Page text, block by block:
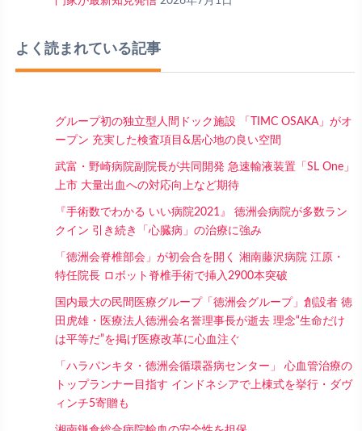
よく読まれている記事
グループ初の独立型人間ドック施設 「TIMC OSAKA」がオ
ープン 充実した検査項目&居心地の良い空間
武富・野崎病院副院長が共同開発 急速輸液装置「SL One」
上市 大量出血への対応向上など期待
『手術数でわかる いい病院2021』 徳洲会病院が多数ラン
クイン 引き続き「心臓病」の治療に強み
「徳洲会脊椎部会」が初会合を開く 湘南藤沢病院 江原・
特任院長 ロボット脊椎手術で挿入2900本突破
国内最大の民間医療グループ「徳洲会グループ」創設者 徳
田虎雄・医療法人徳洲会名誉理事長が逝去 理念“生命だけ
は平等だ”を掲げ医療改革に心血注ぐ
「ハラパンキタ・徳洲会循環器病センター」 心血管治療の
トップランナー目指す インドネシアで上棟式を挙行・ダヴ
ィンチ5寄贈も